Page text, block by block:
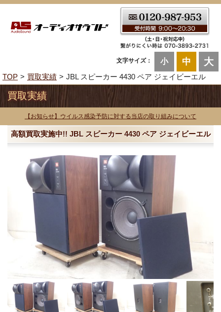
文字サイズ： 小 中 大
TOP 買取実績 JBL スピーカー 4430 ペア ジェイビーエル
買取実績
【お知らせ】ウイルス感染予防に対する当店の取り組みについて
高額買取実施中!! JBL スピーカー 4430 ペア ジェイビーエル